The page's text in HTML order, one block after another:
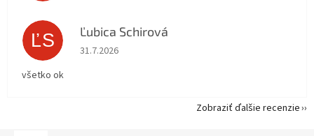
ĽS Ľubica Schirová
Hodnotenie obchodu je 5 z 5 hviezdičiek.
31.7.2026
všetko ok
Zobraziť ďalšie recenzie